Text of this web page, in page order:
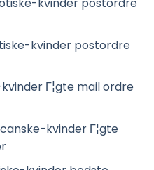
kvinder postordre
kvinder postordre
Г¦gte mail ordre
kvinder Г¦gte